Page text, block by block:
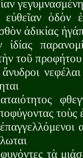
εὐθεῖαν
ἀδικίας
ἰδίας
τοῦ
ἄνυδροι
τὰ